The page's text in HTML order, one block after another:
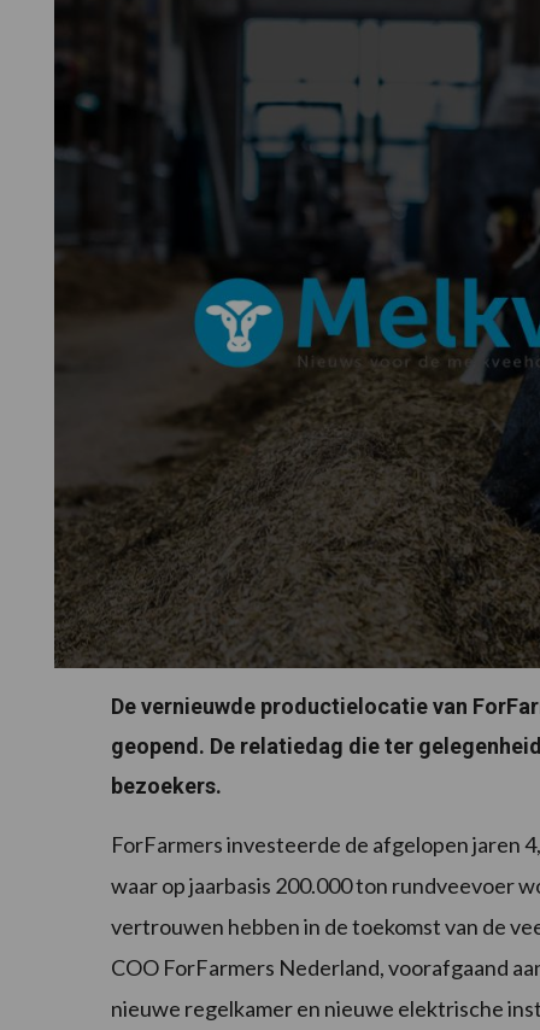
De vernieuwde productielocatie van
geopend. De relatiedag die ter
bezoekers.
ForFarmers investeerde de afgelopen jaren
waar op jaarbasis 200.000 ton rundveevoer
vertrouwen hebben in de toekomst van de
COO ForFarmers Nederland, voorafgaand
nieuwe regelkamer en nieuwe elektrische